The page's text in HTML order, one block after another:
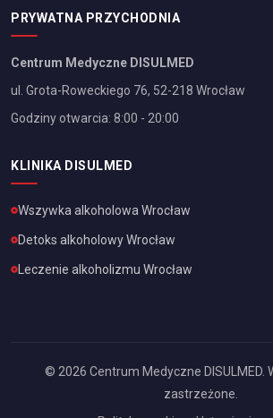
PRYWATNA PRZYCHODNIA
Centrum Medyczne DISULMED
ul. Grota-Roweckiego 76, 52-218 Wrocław
Godziny otwarcia: 8:00 - 20:00
KLINIKA DISULMED
Wszywka alkoholowa Wrocław
Detoks alkoholowyWrocław
Leczenie alkoholizmu Wrocław
© 2026 Centrum Medyczne DISULMED.
zastrzeżone.